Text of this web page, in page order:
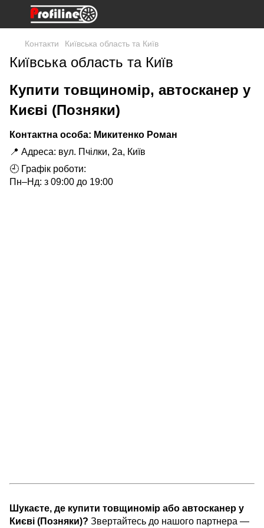
Контакти Київська область та Київ
Київська область та Київ
Купити товщиномір, автосканер у
Києві (Позняки)
Контактна особа: Микитенко Роман
📍 Адреса: вул. Пчілки, 2а, Київ
🕘 Графік роботи:
Пн–Нд: з 09:00 до 19:00
Шукаєте, де купити товщиномір або автосканер у
Києві (Позняки)? Звертайтесь до нашого партнера —